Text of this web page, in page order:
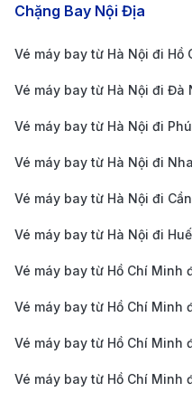
Sân bay quốc tế
bận rộn nhất của
Phuket
Sân bay quốc tế Phuket
là sân bay chính phục vụ
phía Nam Thái Lan. Đây
bận rộn nhất của Thái
thế giới.
Tên chính thức: Sân
Chặng Bay Nội Địa
Vé máy bay từ Hà Nội đi Hồ
Vé máy bay từ Hà Nội đi Đà
Vé máy bay từ Hà Nội đi
Vé máy bay từ Hà Nội đi
Vé máy bay từ Hà Nội đi
Vé máy bay từ Hà Nội đi Huế
Vé máy bay từ Hồ Chí Minh
Vé máy bay từ Hồ Chí Minh
Vé máy bay từ Hồ Chí Minh
Vé máy bay từ Hồ Chí Minh